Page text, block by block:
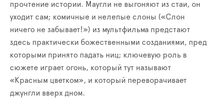
прочтение истории. Маугли не выгоняют из стаи, он
уходит сам; комичные и нелепые слоны («Слон
ничего не забывает!») из мультфильма предстают
здесь практически божественными созданиями, пред
которыми принято падать ниц; ключевую роль в
сюжете играет огонь, который тут называют
«Красным цветком», и который переворачивает
джунгли вверх дном.